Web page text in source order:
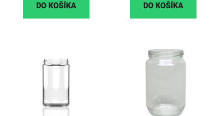
DO KOŠÍKA DO KOŠÍKA